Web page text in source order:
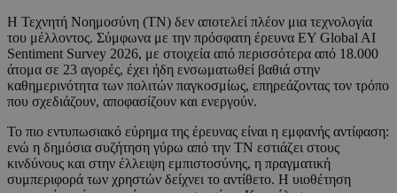
Η Τεχνητή Νοημοσύνη (ΤΝ) δεν αποτελεί πλέον μια τεχνολογία
του μέλλοντος. Σύμφωνα με την πρόσφατη έρευνα EY Global AI
Sentiment Survey 2026, με στοιχεία από περισσότερα από 18.000
άτομα σε 23 αγορές, έχει ήδη ενσωματωθεί βαθιά στην
καθημερινότητα των πολιτών παγκοσμίως, επηρεάζοντας τον τρόπο
που σχεδιάζουν, αποφασίζουν και ενεργούν.
Το πιο εντυπωσιακό εύρημα της έρευνας είναι η εμφανής αντίφαση:
ενώ η δημόσια συζήτηση γύρω από την ΤΝ εστιάζει στους
κινδύνους και στην έλλειψη εμπιστοσύνης, η πραγματική
συμπεριφορά των χρηστών δείχνει το αντίθετο. Η υιοθέτηση